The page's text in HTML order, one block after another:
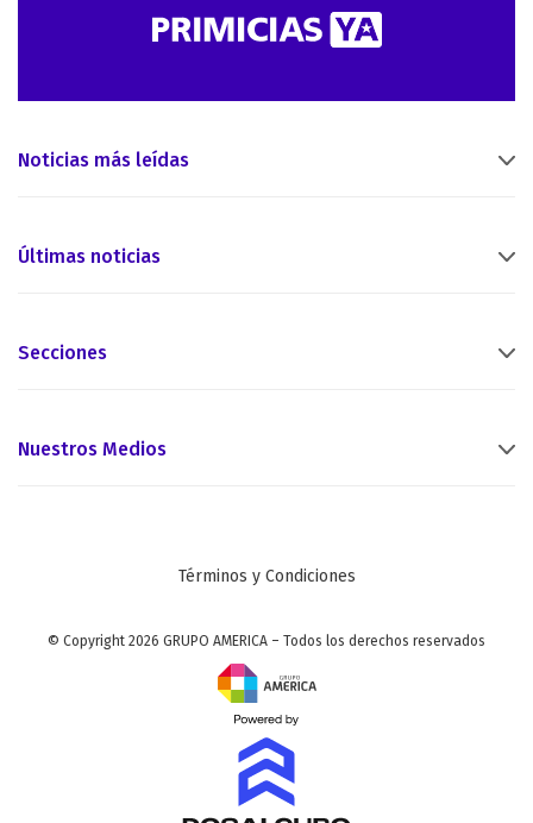
Noticias más leídas
Últimas noticias
Secciones
Nuestros Medios
Términos y Condiciones
© Copyright 2026 GRUPO AMERICA – Todos los derechos reservados